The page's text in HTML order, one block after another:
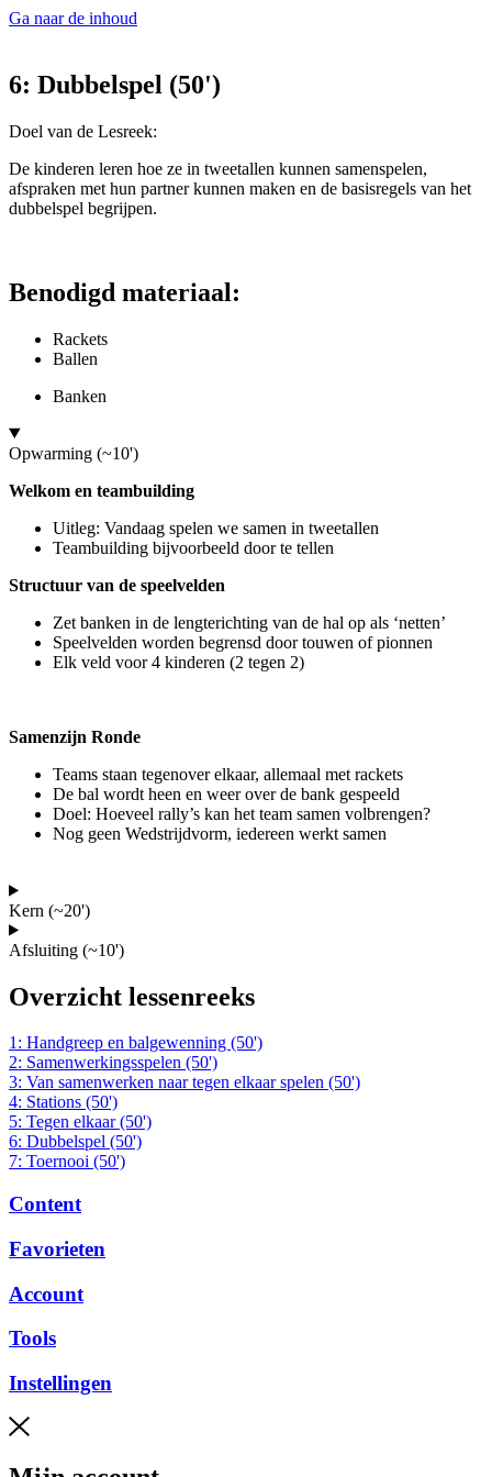
Ga naar de inhoud
6: Dubbelspel (50')
Doel van de Lesreek:
De kinderen leren hoe ze in tweetallen kunnen samenspelen,
afspraken met hun partner kunnen maken en de basisregels van het
dubbelspel begrijpen.
Benodigd materiaal:
Rackets
Ballen
Banken
Opwarming (~10')
Welkom en teambuilding
Uitleg: Vandaag spelen we samen in tweetallen
Teambuilding bijvoorbeeld door te tellen
Structuur van de speelvelden
Zet banken in de lengterichting van de hal op als ‘netten’
Speelvelden worden begrensd door touwen of pionnen
Elk veld voor 4 kinderen (2 tegen 2)
Samenzijn Ronde
Teams staan tegenover elkaar, allemaal met rackets
De bal wordt heen en weer over de bank gespeeld
Doel: Hoeveel rally’s kan het team samen volbrengen?
Nog geen Wedstrijdvorm, iedereen werkt samen
Kern (~20')
Afsluiting (~10')
Overzicht lessenreeks
1: Handgreep en balgewenning (50')
2: Samenwerkingsspelen (50')
3: Van samenwerken naar tegen elkaar spelen (50')
4: Stations (50')
5: Tegen elkaar (50')
6: Dubbelspel (50')
7: Toernooi (50')
Content
Favorieten
Account
Tools
Instellingen